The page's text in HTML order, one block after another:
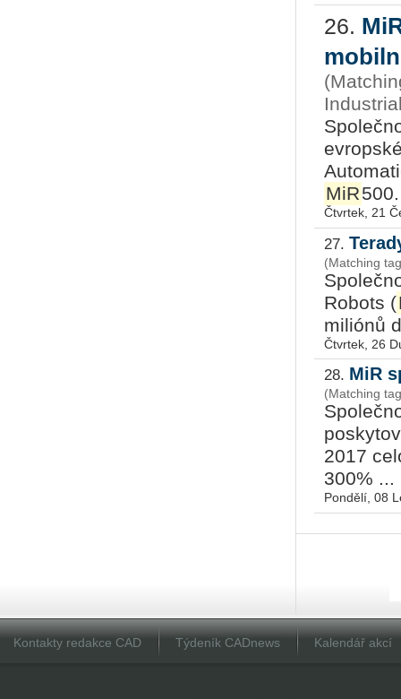
26.
MiR
Čtvrtek, 21
27.
(Matching
Robots (
miliónů
Čtvrtek, 26
28. MiR
(Matching
2017
300% ...
Pondělí, 08
Kontakty redakce CAD Týdeník CADnews Kalendář akcí